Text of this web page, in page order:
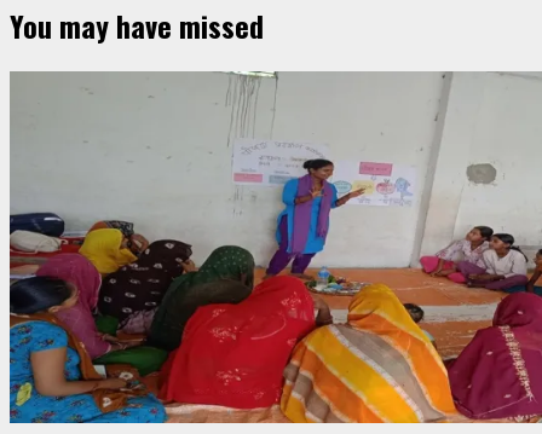
You may have missed